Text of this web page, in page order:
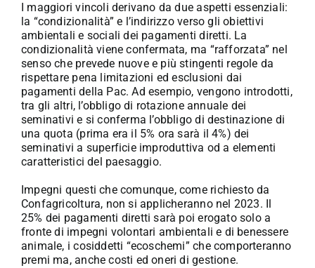
I maggiori vincoli derivano da due aspetti essenziali:
la “condizionalità” e l’indirizzo verso gli obiettivi
ambientali e sociali dei pagamenti diretti. La
condizionalità viene confermata, ma “rafforzata” nel
senso che prevede nuove e più stingenti regole da
rispettare pena limitazioni ed esclusioni dai
pagamenti della Pac. Ad esempio, vengono introdotti,
tra gli altri, l’obbligo di rotazione annuale dei
seminativi e si conferma l’obbligo di destinazione di
una quota (prima era il 5% ora sarà il 4%) dei
seminativi a superficie improduttiva od a elementi
caratteristici del paesaggio.
Impegni questi che comunque, come richiesto da
Confagricoltura, non si applicheranno nel 2023. Il
25% dei pagamenti diretti sarà poi erogato solo a
fronte di impegni volontari ambientali e di benessere
animale, i cosiddetti “ecoschemi” che comporteranno
premi ma, anche costi ed oneri di gestione.